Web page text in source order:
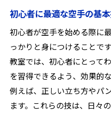
康と安全の秘訣
初心者が注意すべ
空手教室でのウ
初心者向けの怪我
健康的なライフ
空手教室で身に
初心者に最適な空手の基
初心者が空手を始める際に
っかりと身につけることで
教室では、初心者にとって
を習得できるよう、効果的
例えば、正しい立ち方やパ
ます。これらの技は、日々